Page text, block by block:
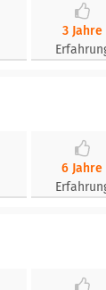
3 Jahre
6 Jahre